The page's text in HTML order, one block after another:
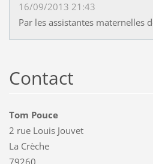
16/09/2013 21:43
Par les assistantes maternelles
Contact
Tom Pouce
2 rue Louis Jouvet
La Crèche